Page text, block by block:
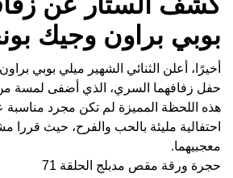
بوبي براون وجيك
أخيرًا، أعلن الثنائي الشهير ميلي بوبي
حفل زفافهما السري، الذي أضفى لمسة
هذه اللحظة المميزة لم تكن مجرد مناسبة
احتفالية مليئة بالحب والفرح، حيث قررا
معجبيهما.
حجرة ورقة مقص مدبلج الحلقة 71